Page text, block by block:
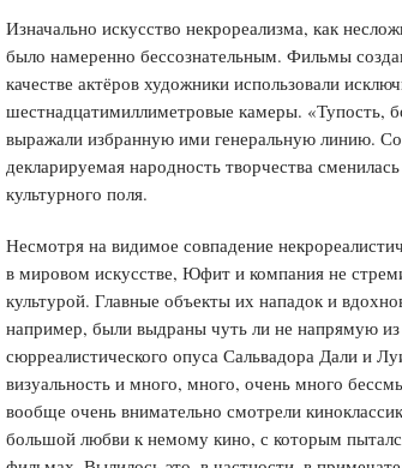
Изначально искусство некрореализма, как
было намеренно бессознательным. Фильмы
качестве актёров художники использовали
шестнадцатимиллиметровые камеры. «Тупость,
выражали избранную ими генеральную линию.
декларируемая народность творчества
культурного поля.
Несмотря на видимое совпадение
в мировом искусстве, Юфит и компания не
культурой. Главные объекты их нападок и
например, были выдраны чуть ли не напрямую из
сюрреалистического опуса Сальвадора Дали и
визуальность и много, много, очень много
вообще очень внимательно смотрели
большой любви к немому кино, с которым